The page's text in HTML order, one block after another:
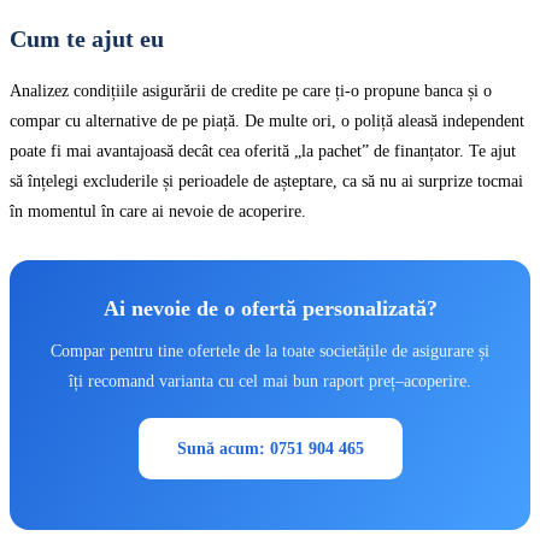
Cum te ajut eu
Analizez condițiile asigurării de credite pe care ți-o propune banca și o
compar cu alternative de pe piață. De multe ori, o poliță aleasă independent
poate fi mai avantajoasă decât cea oferită „la pachet” de finanțator. Te ajut
să înțelegi excluderile și perioadele de așteptare, ca să nu ai surprize tocmai
în momentul în care ai nevoie de acoperire.
Ai nevoie de o ofertă personalizată?
Compar pentru tine ofertele de la toate societățile de asigurare și
îți recomand varianta cu cel mai bun raport preț–acoperire.
Sună acum: 0751 904 465